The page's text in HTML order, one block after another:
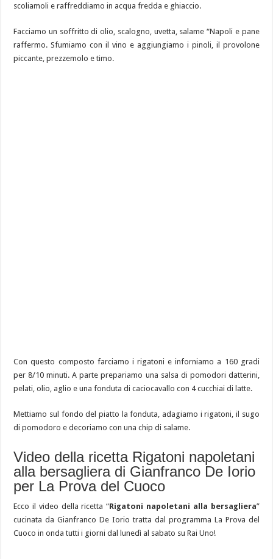
scoliamoli e raffreddiamo in acqua fredda e ghiaccio.
Facciamo un soffritto di olio, scalogno, uvetta, salame “Napoli e pane
raffermo. Sfumiamo con il vino e aggiungiamo i pinoli, il provolone
piccante, prezzemolo e timo.
Con questo composto farciamo i rigatoni e inforniamo a 160 gradi
per 8/10 minuti. A parte prepariamo una salsa di pomodori datterini,
pelati, olio, aglio e una fonduta di caciocavallo con 4 cucchiai di latte.
Mettiamo sul fondo del piatto la fonduta, adagiamo i rigatoni, il sugo
di pomodoro e decoriamo con una chip di salame.
Video della ricetta Rigatoni napoletani
alla bersagliera di Gianfranco De Iorio
per La Prova del Cuoco
Ecco il video della ricetta “Rigatoni napoletani alla bersagliera”
cucinata da Gianfranco De Iorio tratta dal programma La Prova del
Cuoco in onda tutti i giorni dal lunedì al sabato su Rai Uno!